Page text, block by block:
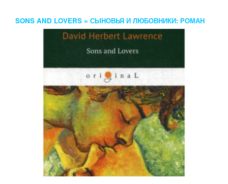
SONS AND LOVERS = СЫНОВЬЯ И ЛЮБОВНИКИ: РОМАН
НА АНГЛ.ЯЗ. LAWRENCE D.H.